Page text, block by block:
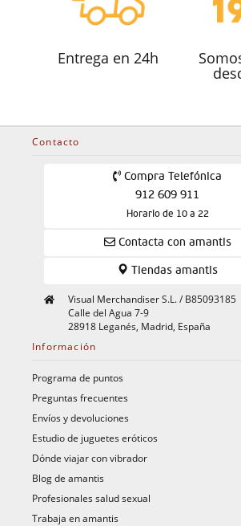
Entrega en 24h
Contacto
Compra Telefónica
912 609 911
Horario de 10 a 22
Contacta con amantis
Tiendas amantis
Visual Merchandiser S.L. / B85093185
Calle del Agua 7-9
28918 Leganés, Madrid, España
Información
Programa de puntos
Preguntas frecuentes
Envíos y devoluciones
Estudio de juguetes eróticos
Dónde viajar con vibrador
Blog de amantis
Profesionales salud sexual
Trabaja en amantis